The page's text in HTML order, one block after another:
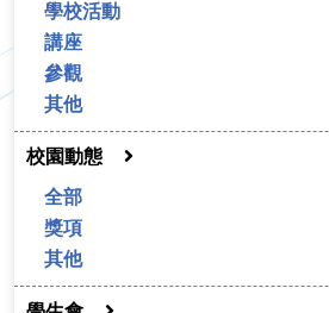
學校活動
講座
參觀
其他
校園動態
全部
獎項
其他